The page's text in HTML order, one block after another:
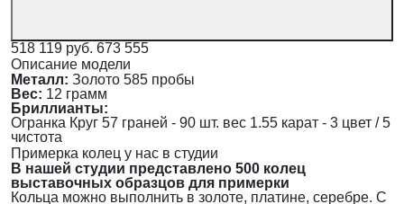
518 119 руб. 673 555
Описание модели
Металл: Золото 585 пробы
Вес: 12 грамм
Бриллианты:
Огранка Круг 57 граней - 90 шт. вес 1.55 карат - 3 цвет / 5
чистота
Примерка колец у нас в студии
В нашей студии представлено 500 колец
выставочных образцов для примерки
Кольца можно выполнить в золоте, платине, серебре. С